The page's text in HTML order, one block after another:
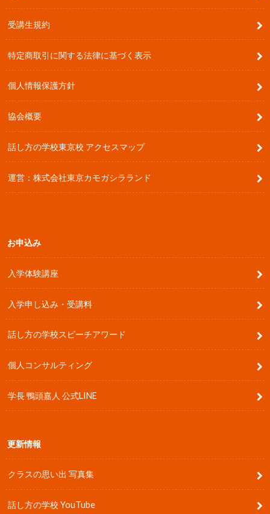
受講生規約
特定商取引に関する法律に基づく表示
個人情報保護方針
協会概要
話し方の学校東京校 アクセスマップ
運営：株式会社東京カモガシラランド
お申込み
入学体験講座
入学申し込み・受講料
話し方の学校スピーチアワード
個人コンサルティング
学長 鴨頭嘉人 公式LINE
更新情報
クラスの思い出 写真集
話し方の学校 YouTube